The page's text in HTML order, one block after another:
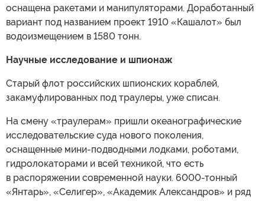
оснащена ракетами и манипуляторами. Доработанный
вариант под названием проект 1910 «Кашалот» был
водоизмещением в 1580 тонн.
Научные исследование и шпионаж
Старый флот российских шпионских кораблей,
закамуфлированных под траулеры, уже списан.
На смену «траулерам» пришли океанографические
исследовательские суда нового поколения,
оснащенные мини-подводными лодками, роботами,
гидролокаторами и всей техникой, что есть
в распоряжении современной науки. 6000-тонный
«Янтарь», «Селигер», «Академик Александров» и ряд